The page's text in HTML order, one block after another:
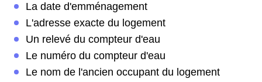
La date d'emménagement
L'adresse exacte du logement
Un relevé du compteur d'eau
Le numéro du compteur d'eau
Le nom de l'ancien occupant du logement